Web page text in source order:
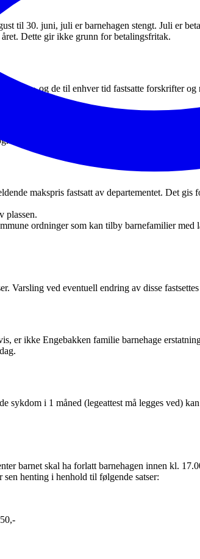
til 30. juni, juli er barnehagen stengt. Juli er
Dette gir ikke grunn for betalingsfritak.
og de til enhver tid fastsatte forskrifter og
til ettermiddagen. Barnehagen serverer
makspris fastsatt av departementet. Det gis
plassen.
ordninger som kan tilby barnefamilier
Varsling ved eventuell endring av disse
er ikke Engebakken familie barnehage
sykdom i 1 måned (legeattest må legges ved)
barnet skal ha forlatt barnehagen innen kl.
henting i henhold til følgende satser: